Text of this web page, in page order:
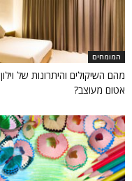
המומחים
מהם השיקולים והיתרונות של וילון
אטום מעוצב?